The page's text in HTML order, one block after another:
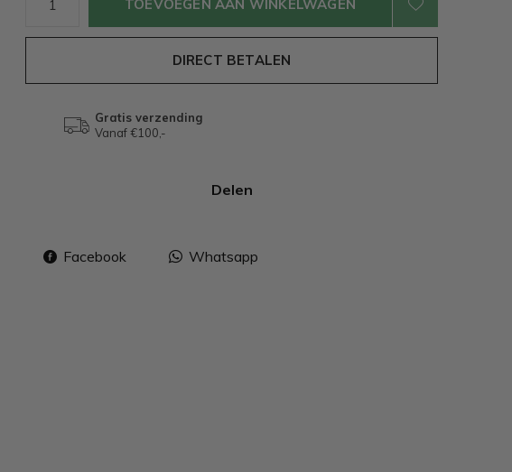
TOEVOEGEN AAN WINKELWAGEN
DIRECT BETALEN
Gratis verzending
Vanaf €100,-
Delen
Facebook Whatsapp